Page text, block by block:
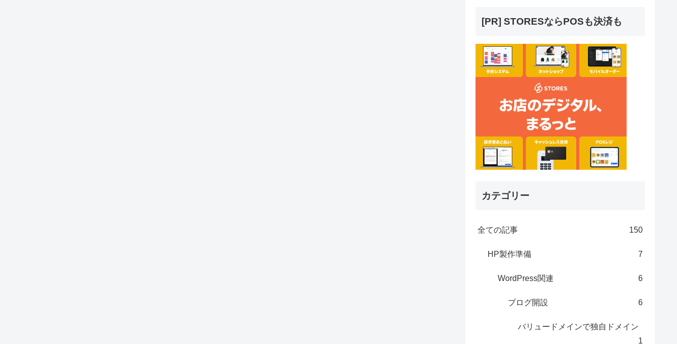
[PR] STORESならPOSも決済も
カテゴリー
全ての記事 150
HP製作準備 7
WordPress関連 6
ブログ開設 6
バリュードメインで独自ドメイン
1